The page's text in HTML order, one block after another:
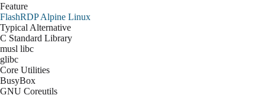
Feature
FlashRDPAlpine Linux
Typical Alternative
C Standard Library
musl libc
glibc
Core Utilities
BusyBox
GNU Coreutils